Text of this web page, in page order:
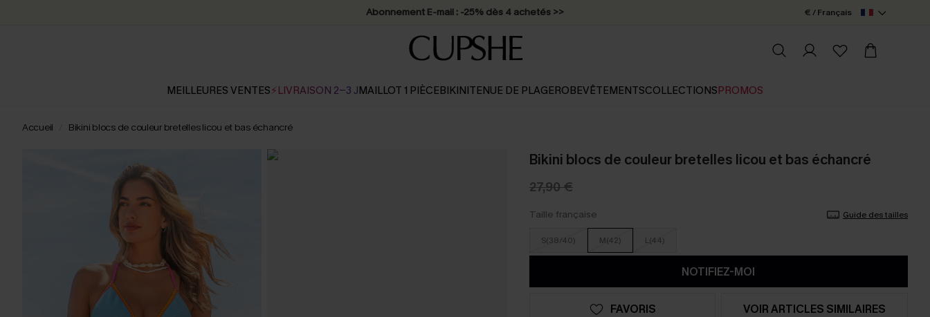
Abonnement E-mail : -25% dès 4 achetés >> € / Français
MEILLEURES VENTES⚡LIVRAISON 2-3 JMAILLOT 1 PIÈCEBIKINITENUE DE PLAGEROBEVÊTEMENTSCOLLECTIONSPROMOS
Accueil Bikini blocs de couleur bretelles licou et bas échancré
Bikini blocs de couleur bretelles licou et bas échancré
27,90 €
Taille française Guide des tailles
S(38/40) M(42) L(44)
NOTIFIEZ-MOI
FAVORIS VOIR ARTICLES SIMILAIRES